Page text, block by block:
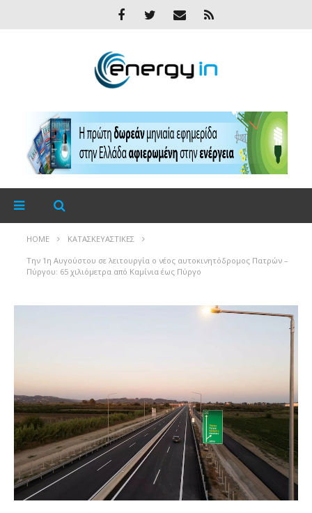
HOME ΚΑΤΑΣΚΕΥΑΣΤΙΚΈΣ
Την 1η Αυγούστου σε λειτουργία ο νέος αυτοκινητόδρομος Πατρών –
Πύργου: 65 χιλιόμετρα από Καμίνια έως Πύργο